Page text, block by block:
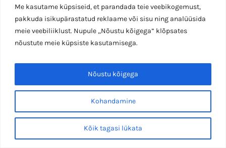
Me kasutame küpsiseid, et parandada teie veebikogemust,
pakkuda isikupärastatud reklaame või sisu ning analüüsida
meie veebiliiklust. Nupule „Nõustu kõigega” klõpsates
nõustute meie küpsiste kasutamisega.
Kohandamine
Kõik tagasi lükata
Nõustu kõigega
Andmekaitsetingimused